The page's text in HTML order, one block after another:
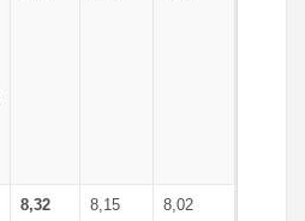
8,32 8,15 8,02